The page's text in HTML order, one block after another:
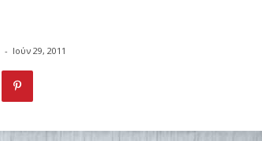
- Ιούν 29, 2011